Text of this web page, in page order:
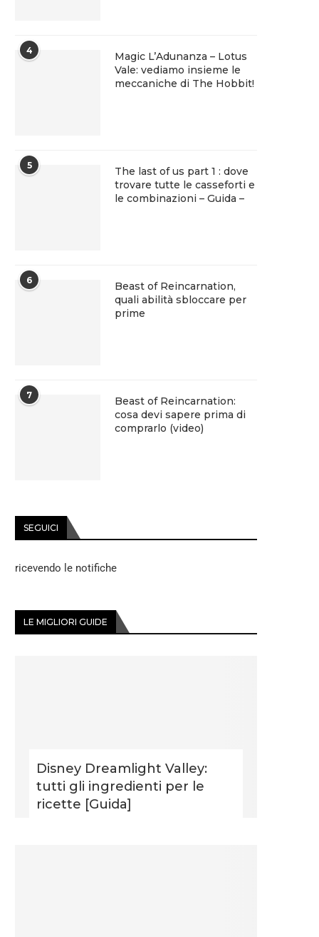
4
Magic L’Adunanza – Lotus
Vale: vediamo insieme le
meccaniche di The Hobbit!
5
The last of us part 1 : dove
trovare tutte le casseforti e
le combinazioni – Guida –
6
Beast of Reincarnation,
quali abilità sbloccare per
prime
7
Beast of Reincarnation:
cosa devi sapere prima di
comprarlo (video)
SEGUICI
ricevendo le notifiche
LE MIGLIORI GUIDE
Disney Dreamlight Valley:
tutti gli ingredienti per le
ricette [Guida]